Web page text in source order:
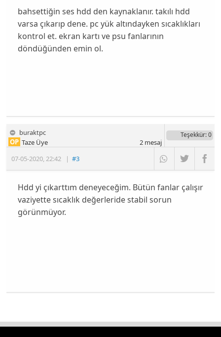
bahsettiğin ses hdd den kaynaklanır. takılı hdd
varsa çıkarıp dene. pc yük altındayken sıcaklıkları
kontrol et. ekran kartı ve psu fanlarının
döndüğünden emin ol.
buraktpc
07-05-2020 22:42 |#3
OP Taze Üye
Teşekkür: 0
2mesaj
Hdd yi çıkarttım deneyeceğim. Bütün fanlar çalışır
vaziyette sıcaklık değerleride stabil sorun
görünmüyor.